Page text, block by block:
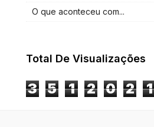
O que aconteceu com...
Total De Visualizações
3 5 1 2 0 2 1